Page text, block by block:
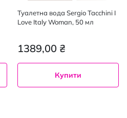
Туалетна вода Sergio Tacchini I
Love Italy Woman, 50 мл
1389,00 ₴
Купити